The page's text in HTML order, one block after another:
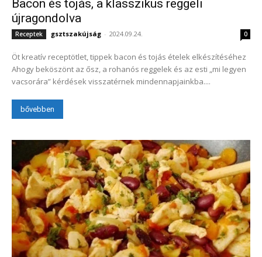
Bacon és tojás, a klasszikus reggeli
újragondolva
Receptek gsztszakújság - 2024.09.24. 0
Öt kreatív receptötlet, tippek bacon és tojás ételek elkészítéséhez
Ahogy beköszönt az ősz, a rohanós reggelek és az esti „mi legyen
vacsorára” kérdések visszatérnek mindennapjainkba....
bővebben